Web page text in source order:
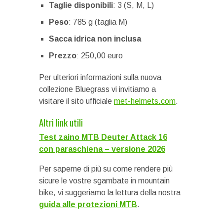
Taglie disponibili: 3 (S, M, L)
Peso: 785 g (taglia M)
Sacca idrica non inclusa
Prezzo: 250,00 euro
Per ulteriori informazioni sulla nuova
collezione Bluegrass vi invitiamo a
visitare il sito ufficiale met-helmets.com.
Altri link utili
Test zaino MTB Deuter Attack 16
con paraschiena – versione 2026
Per saperne di più su come rendere più
sicure le vostre sgambate in mountain
bike, vi suggeriamo la lettura della nostra
guida alle protezioni MTB.